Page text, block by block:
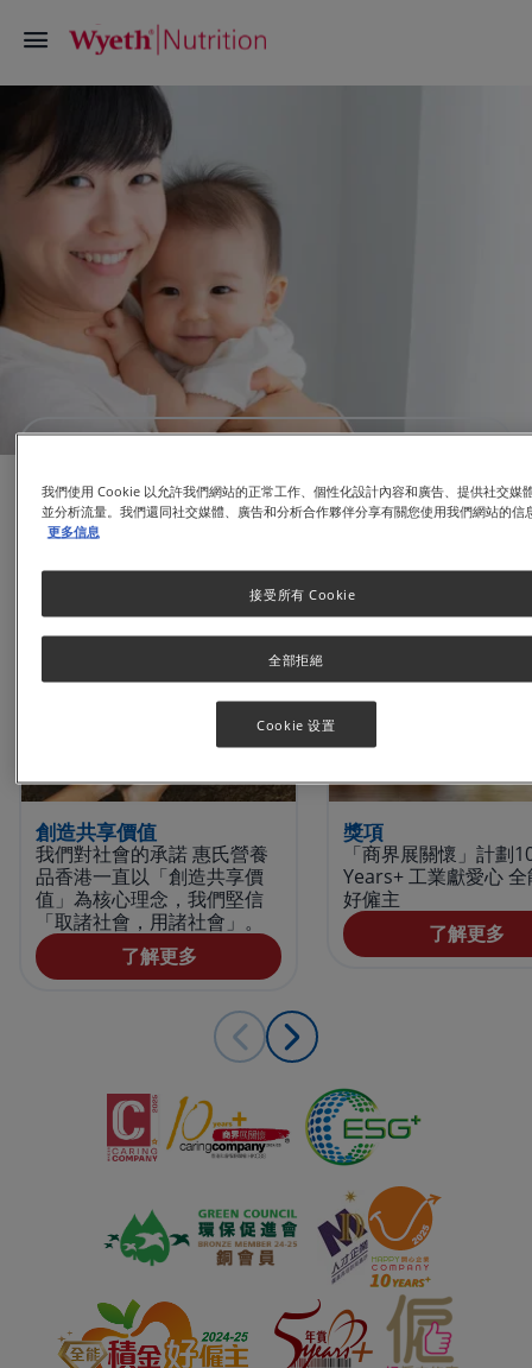
養品，幫助提升媽媽和寶寶首1000天的生活品質。
創造共享價值
我們對社會的承諾 惠氏營養
品香港一直以「創造共享價
值」為核心理念，我們堅信
「取諸社會，用諸社會」。
了解更多
獎項
「商界展關懷」計劃
Years+ 工業獻愛心
好僱主
了解更多
我們使用 Cookie 以允許我們網站的正常工作、個性化設計內容和廣告、提供社交媒
並分析流量。我們還同社交媒體、廣告和分析合作夥伴分享有關您使用我們網站的信
更多信息
全部拒絕
接受所有 Cookie
Cookie 设置